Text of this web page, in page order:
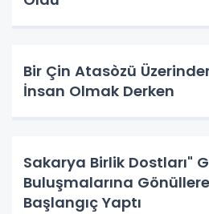
Bir Çin Atasòzü
İnsan Olmak Derken
Sakarya Birlik Dostları"
Buluşmalarına
Başlangıç Yaptı